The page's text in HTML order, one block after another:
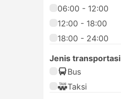
06:00 - 12:00
12:00 - 18:00
18:00 - 24:00
Jenis transportasi
Bus
Taksi